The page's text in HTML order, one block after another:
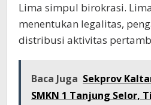
Lima simpul birokrasi.
menentukan legalitas,
distribusi aktivitas
Baca Juga Sekprov
SMKN 1 Tanjung Selor,